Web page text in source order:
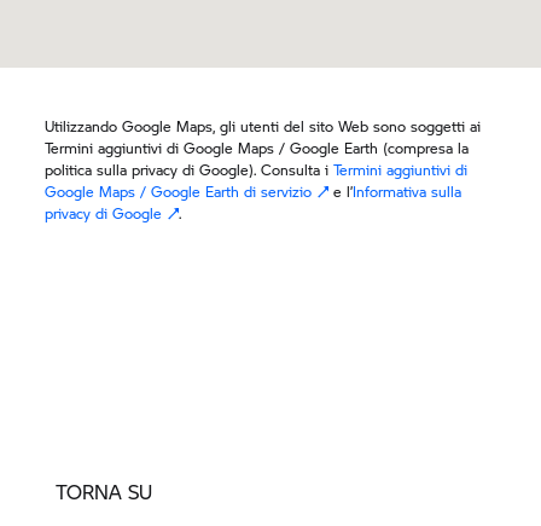
TORNA SU